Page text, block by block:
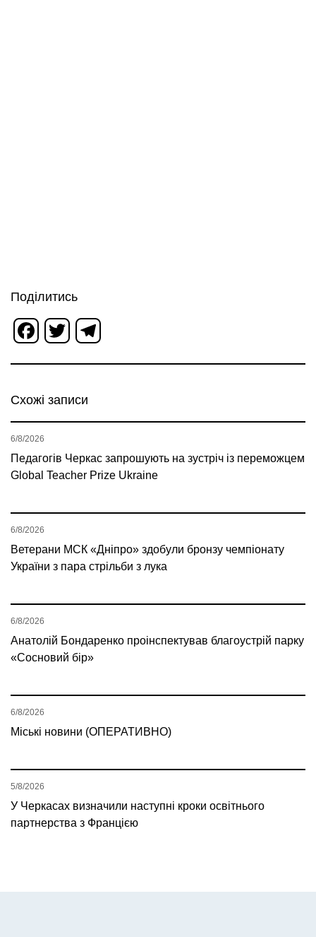
Поділитись
Facebook
Twitter
Схожі записи
Педагогів Черкас запрошують на зустріч із переможцем
Global Teacher Prize Ukraine
6/8/2026
Ветерани МСК «Дніпро» здобули бронзу чемпіонату
України з пара стрільби з лука
6/8/2026
Анатолій Бондаренко проінспектував благоустрій парку
«Сосновий бір»
6/8/2026
Міські новини (ОПЕРАТИВНО)
6/8/2026
У Черкасах визначили наступні кроки освітнього
партнерства з Францією
5/8/2026